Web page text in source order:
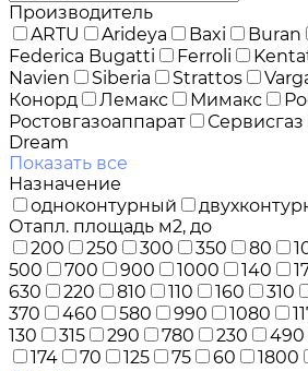
Производитель
ARTU
Arideya Baxi Buran
Federica Bugatti
Ferroli
Navien
Siberia Strattos
Конорд
Лемакс Мимакс
Ростовгазоаппарат
Сервисгаз
Dream
Показать все
Назначение
одноконтурный
Отапл. площадь м2, до
200
250 300 350 80
500
700 900 1000 140
630
220 810 110 160 310
370
460 580 990 1080
130
315 290 780 230 490
174
70 125 75 60 1800